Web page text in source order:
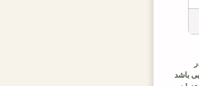
باشد